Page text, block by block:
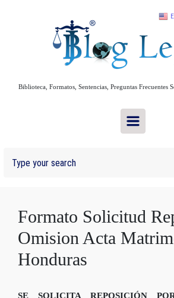
Biblioteca, Formatos, Sentencias, Preguntas Frecuentes
Formato Solicitud
Omision Acta
Honduras
SE SOLICITA REPOSICIÓN